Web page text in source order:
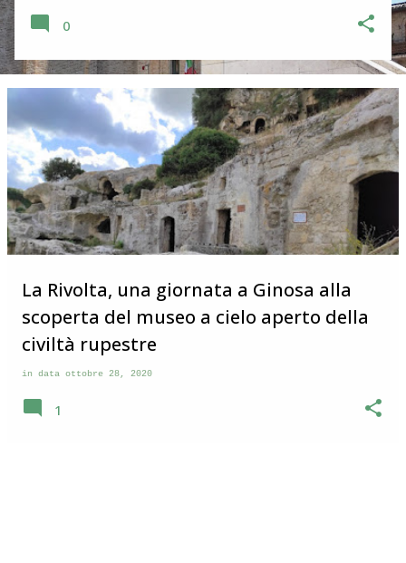
e quindi ha prevalso più di prima la curiosità di andare a
in questo post vi racconto la particolarità di Corridonia che
stupisce e che ha rappresentato per me la vera scoperta di
questo paese. Visita a Corridonia Corridonia si trova nelle
Marche in provincia di Macerata . Il borgo si incontra dopo
pochi chilometri, sulla sinistra, quando si percorre la Val di
Chienti che da Civitanova Marche va verso i Monti Sibillini.
Da lontano si può vedere il suo profilo con il campanile che
svetta al centro di una serie di case che si estendono su
un’altura. Dopo aver visitato parecchi borghi nel
maceratese che grosso modo si somigliano immaginavo
che anche Corridonia avesse il bel ce...
0
La Rivolta, una giornata a Ginosa alla
scoperta del museo a cielo aperto della
civiltà rupestre
in data ottobre 28, 2020
1